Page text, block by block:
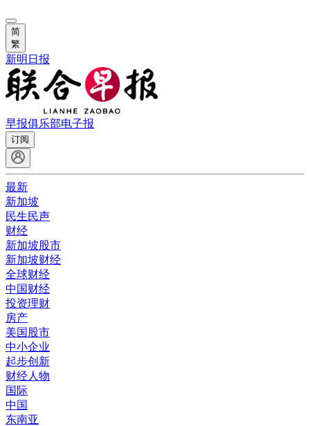
简
繁
新明日报
早报俱乐部电子报
订阅
最新
新加坡
民生民声
财经
新加坡股市
新加坡财经
全球财经
中国财经
投资理财
房产
美国股市
中小企业
起步创新
财经人物
国际
中国
东南亚